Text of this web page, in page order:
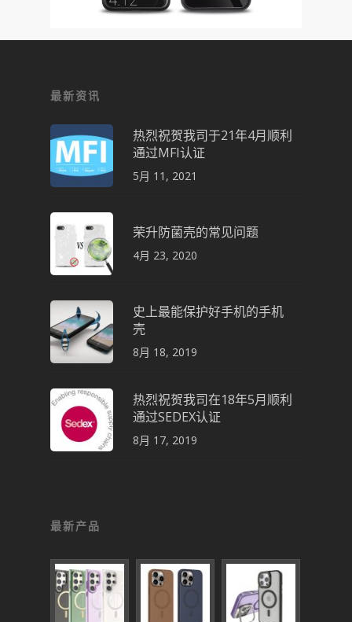
最新资讯
热烈祝贺我司于21年4月顺利
通过MFI认证
5月 11, 2021
荣升防菌壳的常见问题
4月 23, 2020
史上最能保护好手机的手机
壳
8月 18, 2019
热烈祝贺我司在18年5月顺利
通过SEDEX认证
8月 17, 2019
最新产品